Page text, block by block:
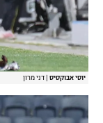
יוסי אבוקסיס דני מרון